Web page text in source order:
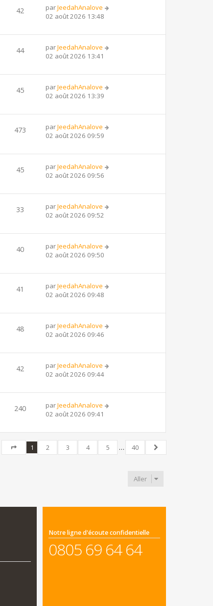
42 parJeedahAnalove
02 août 2026 13:48
44 parJeedahAnalove
02 août 2026 13:41
45 parJeedahAnalove
02 août 2026 13:39
473 parJeedahAnalove
02 août 2026 09:59
45 parJeedahAnalove
02 août 2026 09:56
33 parJeedahAnalove
02 août 2026 09:52
40 parJeedahAnalove
02 août 2026 09:50
41 parJeedahAnalove
02 août 2026 09:48
48 parJeedahAnalove
02 août 2026 09:46
42 parJeedahAnalove
02 août 2026 09:44
240 parJeedahAnalove
02 août 2026 09:41
Page
sur40
1 2 3 4 5 …
40
Suivant
Aller
Notre ligne d'écoute confidentielle
0805 69 64 64